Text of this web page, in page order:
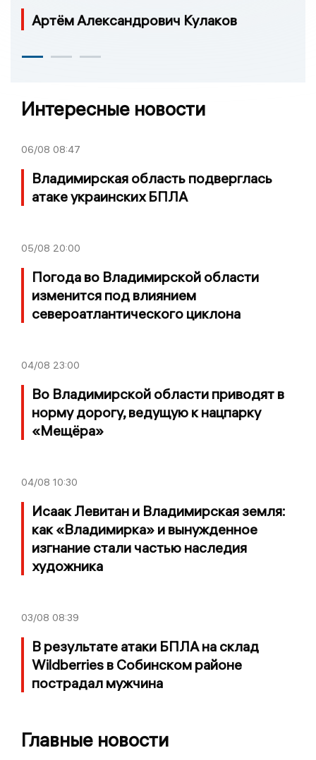
Артём Александрович Кулаков
Интересные новости
06/08 08:47
Владимирская область подверглась
атаке украинских БПЛА
05/08 20:00
Погода во Владимирской области
изменится под влиянием
североатлантического циклона
04/08 23:00
Во Владимирской области приводят в
норму дорогу, ведущую к нацпарку
«Мещёра»
04/08 10:30
Исаак Левитан и Владимирская земля:
как «Владимирка» и вынужденное
изгнание стали частью наследия
художника
03/08 08:39
В результате атаки БПЛА на склад
Wildberries в Собинском районе
пострадал мужчина
Главные новости